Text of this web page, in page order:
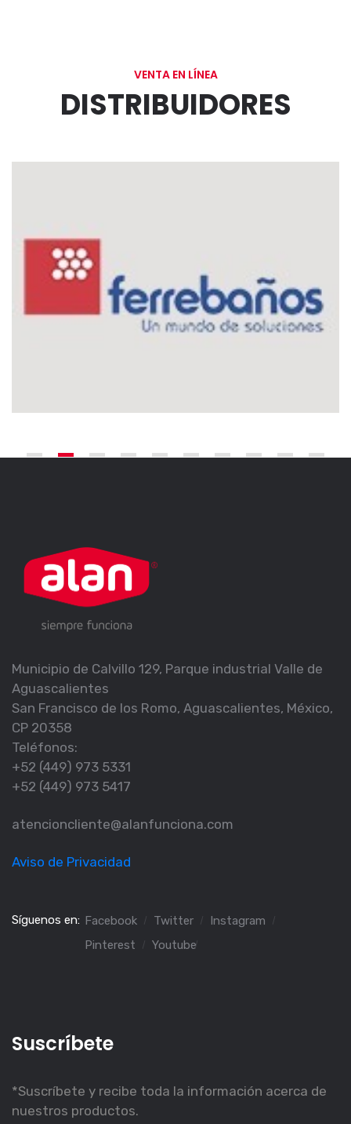
VENTA EN LÍNEA
DISTRIBUIDORES
Municipio de Calvillo 129, Parque industrial Valle de
Aguascalientes
San Francisco de los Romo, Aguascalientes, México,
CP 20358
Teléfonos:
+52 (449) 973 5331
+52 (449) 973 5417
atencioncliente@alanfunciona.com
Aviso de Privacidad
Síguenos en: Facebook Twitter
Instagram
Pinterest
Youtube
Suscríbete
*Suscríbete y recibe toda la información acerca de
nuestros productos.